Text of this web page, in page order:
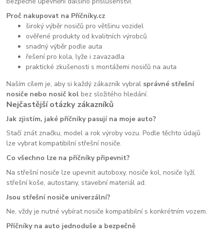
Proč nakupovat na Příčníky.cz
široký výběr nosičů pro většinu vozidel
ověřené produkty od kvalitních výrobců
snadný výběr podle auta
řešení pro kola, lyže i zavazadla
praktické zkušenosti s montážemi nosičů na auta
Naším cílem je, aby si každý zákazník vybral správné střešní
nosiče nebo nosič kol bez složitého hledání.
Nejčastější otázky zákazníků
Jak zjistím, jaké příčníky pasují na moje auto?
Stačí znát značku, model a rok výroby vozu. Podle těchto údajů
lze vybrat kompatibilní střešní nosiče.
Co všechno lze na příčníky připevnit?
Na střešní nosiče lze upevnit autoboxy, nosiče kol, nosiče lyží,
střešní koše, autostany, stavební materiál ad.
Jsou střešní nosiče univerzální?
Ne, vždy je nutné vybírat nosiče kompatibilní s konkrétním vozem.
Příčníky na auto jednoduše a bezpečně